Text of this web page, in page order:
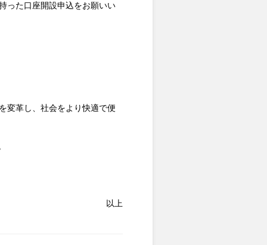
った口座開設申込をお願いい
変革し、社会をより快適で便
以上